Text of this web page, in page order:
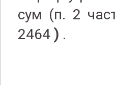
сум (п. 2
2464 ) .